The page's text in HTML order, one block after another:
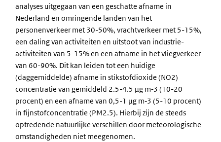
analyses uitgegaan van een geschatte afname in
Nederland en omringende landen van het
personenverkeer met 30-50%, vrachtverkeer met 5-15%,
een daling van activiteiten en uitstoot van industrie-
activiteiten van 5-15% en een afname in het vliegverkeer
van 60-90%. Dit kan leiden tot een huidige
(daggemiddelde) afname in stikstofdioxide (NO2)
concentratie van gemiddeld 2.5-4.5 µg m‑3 (10-20
procent) en een afname van 0,5-1 µg m‑3 (5-10 procent)
in fijnstofconcentratie (PM2.5). Hierbij zijn de steeds
optredende natuurlijke verschillen door meteorologische
omstandigheden niet meegenomen.